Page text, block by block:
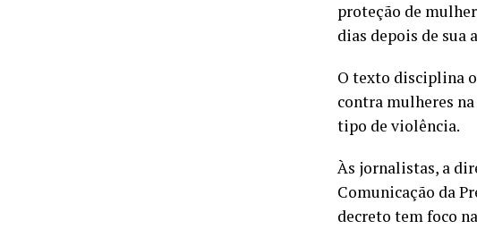
proteção de
dias depois de sua
O texto disciplina
contra mulheres
tipo de violência.​​
Às jornalistas, a
Comunicação da
decreto tem foco